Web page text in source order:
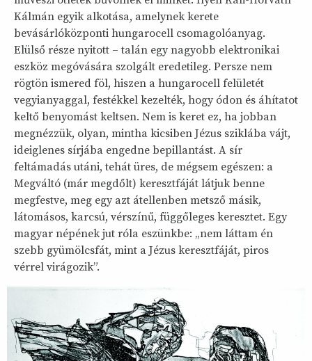
Kálmán egyik alkotása, amelynek kerete
bevásárlóközponti hungarocell csomagolóanyag.
Elülső része nyitott – talán egy nagyobb elektronikai
eszköz megóvására szolgált eredetileg. Persze nem
rögtön ismered föl, hiszen a hungarocell felületét
vegyianyaggal, festékkel kezelték, hogy ódon és áhítatot
keltő benyomást keltsen. Nem is keret ez, ha jobban
megnézzük, olyan, mintha kicsiben Jézus sziklába vájt,
ideiglenes sírjába engedne bepillantást. A sír
feltámadás utáni, tehát üres, de mégsem egészen: a
Megváltó (már megdőlt) keresztfáját látjuk benne
megfestve, meg egy azt átellenben metsző másik,
látomásos, karcsú, vérszínű, függőleges keresztet. Egy
magyar népének jut róla eszünkbe: „nem láttam én
szebb gyümölcsfát, mint a Jézus keresztfáját, piros
vérrel virágozik”.